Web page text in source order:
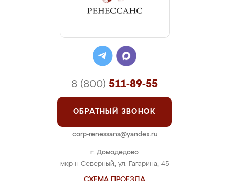
г. Домодедово
мкр-н Северный, ул. Гагарина, 45
8 (800) 511-89-55
ОБРАТНЫЙ ЗВОНОК
corp-renessans@yandex.ru